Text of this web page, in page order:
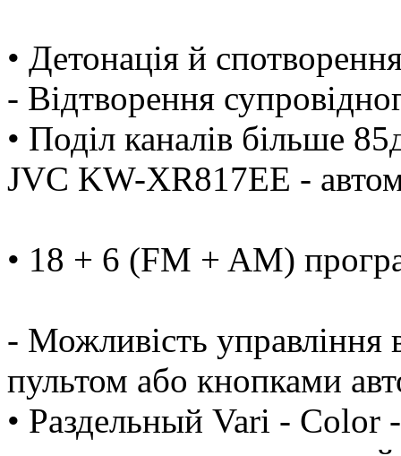
• Детонація й
- Відтворення
• Поділ каналів більше
JVC KW-XR817EE -
• 18 + 6 (FM + AM)
- Можливість управління
пультом або кнопками
• Раздельный Vari - Color